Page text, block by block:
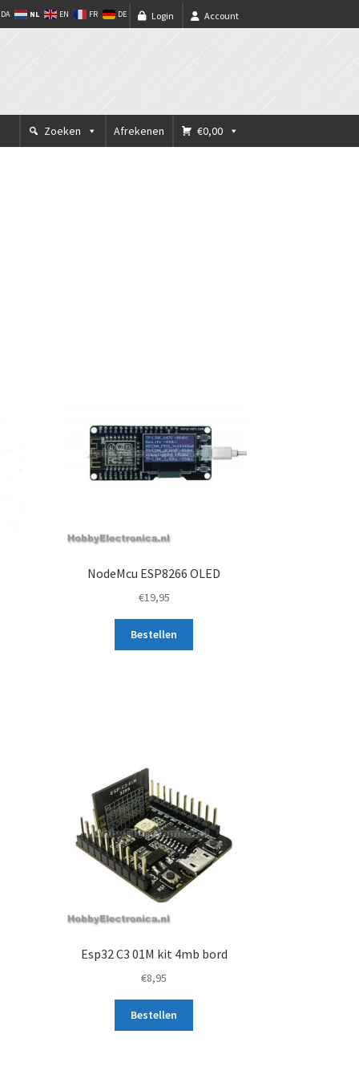
Account
Login
DA NL EN FR DE
€0,00
Afrekenen
Zoeken
NodeMcu ESP8266 OLED
€19,95
Bestellen
Esp32 C3 01M kit 4mb bord
€8,95
Bestellen